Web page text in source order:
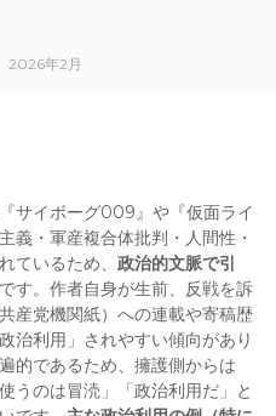
2026年2月
サイボーグ009』や『仮面ライ
義・軍産複合体批判・人間性・
ているため、 政治的文脈で引
す。作者自身が生前、反戦を訴
産党機関紙）への連載や寄稿歴
治利用」されやすい傾向があり
的であるため、擁護側からは
うのは冒涜」「政治利用だ」と